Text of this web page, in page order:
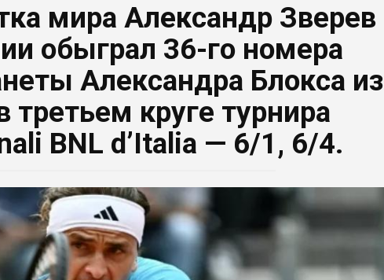
мира Александр Зверев
обыграл 36-го номера
Александра Блокса из
третьем круге турнира
BNL d’Italia — 6/1, 6/4.